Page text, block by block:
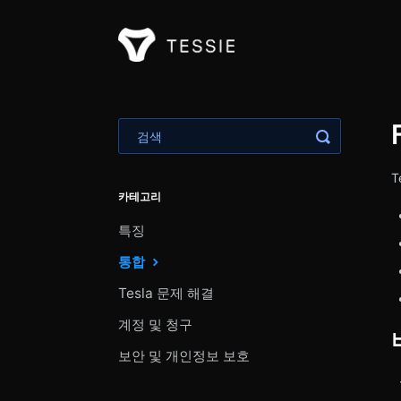
검색 토글
카테고리
특징
통합
Tesla 문제 해결
계정 및 청구
보안 및 개인정보 보호